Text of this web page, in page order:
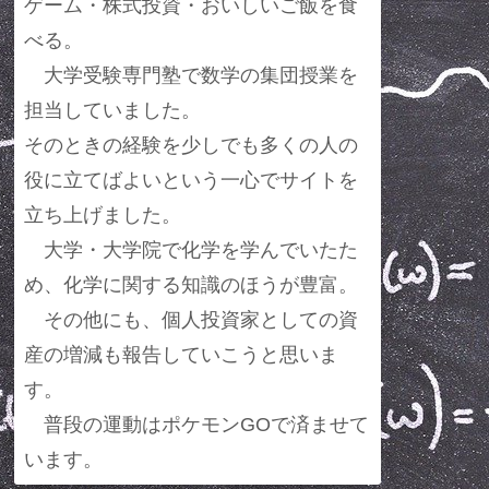
ゲーム・株式投資・おいしいご飯を食
べる。
大学受験専門塾で数学の集団授業を
担当していました。
そのときの経験を少しでも多くの人の
役に立てばよいという一心でサイトを
立ち上げました。
大学・大学院で化学を学んでいたた
め、化学に関する知識のほうが豊富。
その他にも、個人投資家としての資
産の増減も報告していこうと思いま
す。
普段の運動はポケモンGOで済ませて
います。